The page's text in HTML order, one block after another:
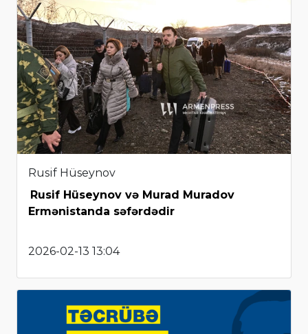
Rusif Hüseynov
Rusif Hüseynov və Murad Muradov
Ermənistanda səfərdədir
2026-02-13 13:04